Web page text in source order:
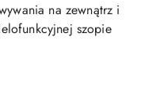
na zewnątrz i
szopie